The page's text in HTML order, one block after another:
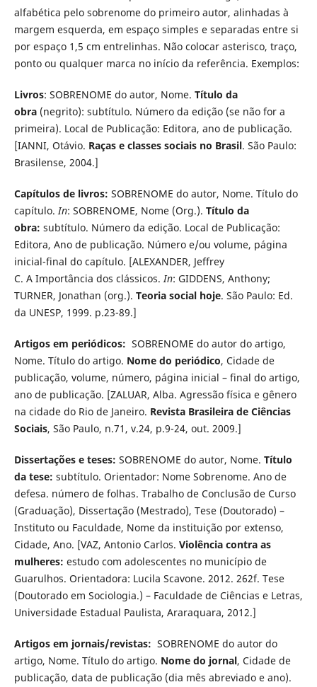
alfabética pelo sobrenome do primeiro autor, alinhadas à
margem esquerda, em espaço simples e separadas entre si
por espaço 1,5 cm entrelinhas. Não colocar asterisco, traço,
ponto ou qualquer marca no início da referência. Exemplos:
Livros: SOBRENOME do autor, Nome. Título da
obra(negrito): subtítulo. Número da edição (se não for a
primeira). Local de Publicação: Editora, ano de publicação.
[IANNI, Otávio. Raças e classes sociais no Brasil. São Paulo:
Brasilense, 2004.]
Capítulos de livros: SOBRENOME do autor, Nome. Título do
capítulo.In: SOBRENOME, Nome (Org.). Título da
obra: subtítulo. Número da edição. Local de Publicação:
Editora, Ano de publicação. Número e/ou volume, página
inicial-final do capítulo. [ALEXANDER, Jeffrey
C. A Importância dos clássicos.In: GIDDENS, Anthony;
TURNER, Jonathan (org.). Teoria social hoje. São Paulo: Ed.
da UNESP, 1999. p.23-89.]
Artigos em periódicos: SOBRENOME do autor do artigo,
Nome. Título do artigo. Nome do periódico, Cidade de
publicação, volume, número, página inicial – final do artigo,
ano de publicação. [ZALUAR, Alba. Agressão física e gênero
na cidade do Rio de Janeiro. Revista Brasileira de Ciências
Sociais, São Paulo, n.71, v.24, p.9-24, out. 2009.]
Dissertações e teses: SOBRENOME do autor, Nome. Título
da tese: subtítulo. Orientador: Nome Sobrenome. Ano de
defesa. número de folhas. Trabalho de Conclusão de Curso
(Graduação), Dissertação (Mestrado), Tese (Doutorado) –
Instituto ou Faculdade, Nome da instituição por extenso,
Cidade, Ano. [VAZ, Antonio Carlos. Violência contra as
mulheres: estudo com adolescentes no município de
Guarulhos. Orientadora: Lucila Scavone. 2012. 262f. Tese
(Doutorado em Sociologia.) – Faculdade de Ciências e Letras,
Universidade Estadual Paulista, Araraquara, 2012.]
Artigos em jornais/revistas: SOBRENOME do autor do
artigo, Nome. Título do artigo. Nome do jornal, Cidade de
publicação, data de publicação (dia mês abreviado e ano).